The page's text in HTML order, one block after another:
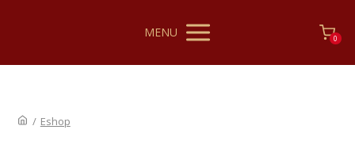
MENU 0
/ Eshop